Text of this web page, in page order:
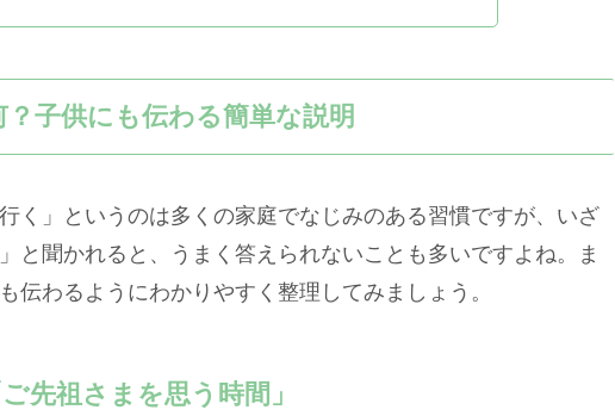
子供にも伝わる簡単な説明
く」というのは多くの家庭でなじみのある習慣ですが、いざ
と聞かれると、うまく答えられないことも多いですよね。ま
伝わるようにわかりやすく整理してみましょう。
先祖さまを思う時間」